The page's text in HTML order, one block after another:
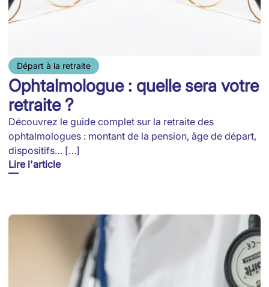
Départ à la retraite
Ophtalmologue : quelle sera votre
retraite ?
Découvrez le guide complet sur la retraite des
ophtalmologues : montant de la pension, âge de départ,
dispositifs… […]
Lire l'article